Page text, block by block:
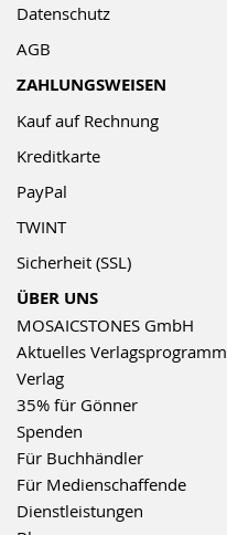
Datenschutz
AGB
ZAHLUNGSWEISEN
Kauf auf Rechnung
Kreditkarte
PayPal
TWINT
Sicherheit (SSL)
ÜBER UNS
MOSAICSTONES GmbH
Aktuelles Verlagsprogramm
Verlag
35% für Gönner
Spenden
Für Buchhändler
Für Medienschaffende
Dienstleistungen